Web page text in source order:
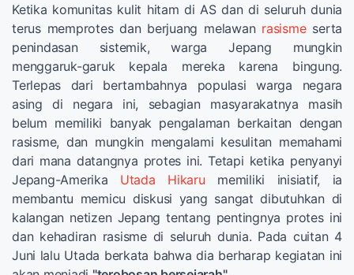
Ketika komunitas kulit hitam di AS dan di seluruh dunia
terus memprotes dan berjuang melawan rasismeserta
penindasan sistemik, warga Jepang mungkin
menggaruk-garuk kepala mereka karena bingung.
Terlepas dari bertambahnya populasi warga negara
asing di negara ini, sebagian masyarakatnya masih
belum memiliki banyak pengalaman berkaitan dengan
rasisme, dan mungkin mengalami kesulitan memahami
dari mana datangnya protes ini. Tetapi ketika penyanyi
Jepang-Amerika Utada Hikaru memiliki inisiatif, ia
membantu memicu diskusi yang sangat dibutuhkan di
kalangan netizen Jepang tentang pentingnya protes ini
dan kehadiran rasisme di seluruh dunia. Pada cuitan 4
Juni lalu Utada berkata bahwa dia berharap kegiatan ini